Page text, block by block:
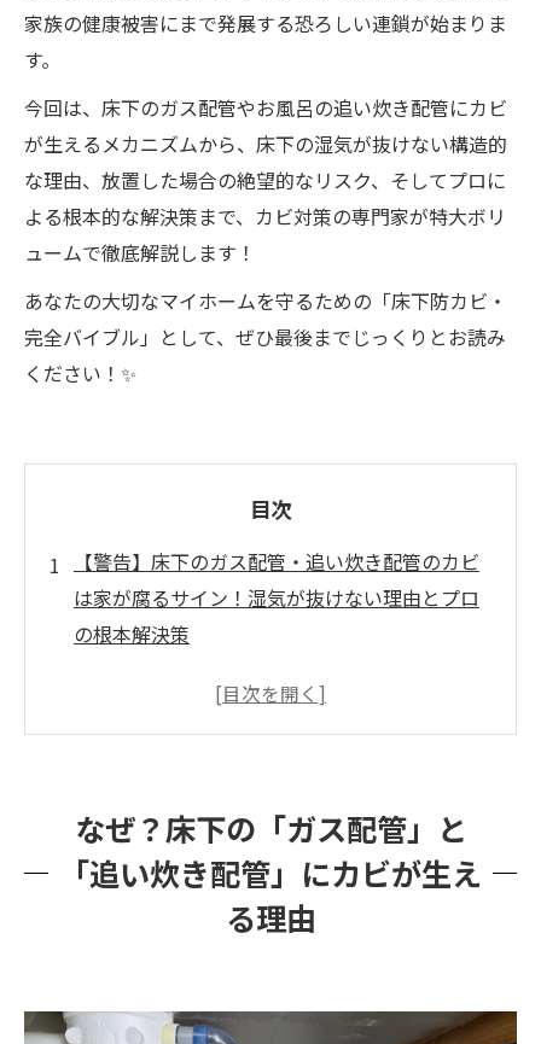
家族の健康被害にまで発展する恐ろしい連鎖が始まりま
す。
今回は、床下のガス配管やお風呂の追い炊き配管にカビ
が生えるメカニズムから、床下の湿気が抜けない構造的
な理由、放置した場合の絶望的なリスク、そしてプロに
よる根本的な解決策まで、カビ対策の専門家が特大ボリ
ュームで徹底解説します！
あなたの大切なマイホームを守るための「床下防カビ・
完全バイブル」として、ぜひ最後までじっくりとお読み
ください！✨
目次
【警告】床下のガス配管・追い炊き配管のカビ
は家が腐るサイン！湿気が抜けない理由とプロ
の根本解決策
にカビが生える理由
理由1：ベタ基礎の罠（コンクリートからの
水分放出）
理由2：基礎パッキン・床下換気口の目詰ま
りと空気の滞留
生
なぜ？床下の「ガス配管」と
「追い炊き配管」にカビが生え
る理由